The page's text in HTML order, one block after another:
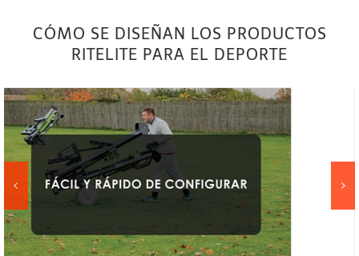
CÓMO SE DISEÑAN LOS PRODUCTOS
RITELITE PARA EL DEPORTE